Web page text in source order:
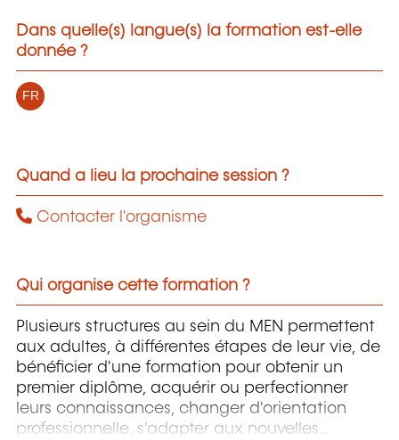
Dans quelle(s) langue(s) la formation est-elle
donnée ?
FR
Quand a lieu la prochaine session ?
Contacter l'organisme
Qui organise cette formation ?
Plusieurs structures au sein du MEN permettent
aux adultes, à différentes étapes de leur vie, de
bénéficier d'une formation pour obtenir un
premier diplôme, acquérir ou perfectionner
leurs connaissances, changer d'orientation
professionnelle, s'adapter aux nouvelles